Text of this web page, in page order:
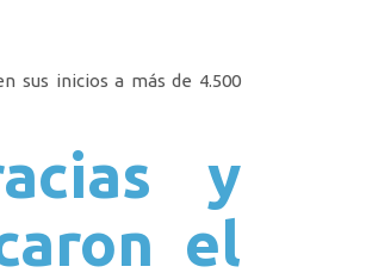
sus inicios a más de 4.500
y
el